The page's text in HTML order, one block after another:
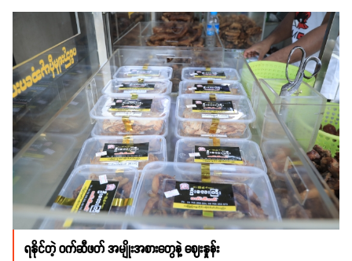
ရနိုင်တဲ့ ဝက်ဆီဖတ် အမျိုးအစားတွေနဲ့ ဈေးနှုန်း